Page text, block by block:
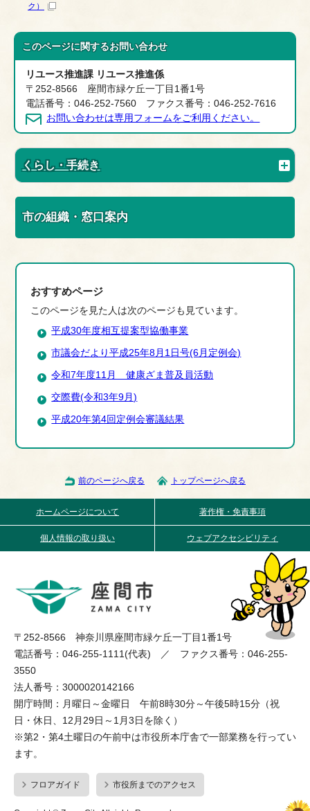
ク）
このページに関するお問い合わせ
リユース推進課 リユース推進係
〒252-8566 座間市緑ケ丘一丁目1番1号
電話番号：046-252-7560 ファクス番号：046-252-7616
お問い合わせは専用フォームをご利用ください。
くらし・手続き
市の組織・窓口案内
おすすめページ
このページを見た人は次のページも見ています。
平成30年度相互提案型協働事業
市議会だより平成25年8月1日号(6月定例会)
令和7年度11月 健康ざま普及員活動
交際費(令和3年9月)
平成20年第4回定例会審議結果
前のページへ戻る トップページへ戻る
ホームページについて 著作権・免責事項
個人情報の取り扱い ウェブアクセシビリティ
〒252-8566 神奈川県座間市緑ケ丘一丁目1番1号
電話番号：046-255-1111(代表) ／ ファクス番号：046-255-
3550
法人番号：3000020142166
開庁時間：月曜日～金曜日 午前8時30分～午後5時15分（祝
日・休日、12月29日～1月3日を除く）
※第2・第4土曜日の午前中は市役所本庁舎で一部業務を行ってい
ます。
フロアガイド 市役所までのアクセス